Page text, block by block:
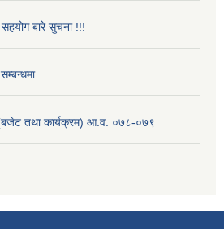
सहयोग बारे सुचना !!!
(बजेट तथा कार्यक्रम) आ.व. ०७८-०७९